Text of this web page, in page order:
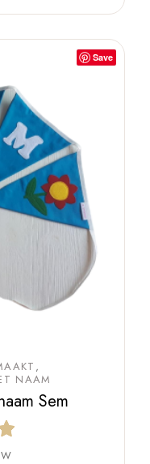
Save
NAAM
Sem